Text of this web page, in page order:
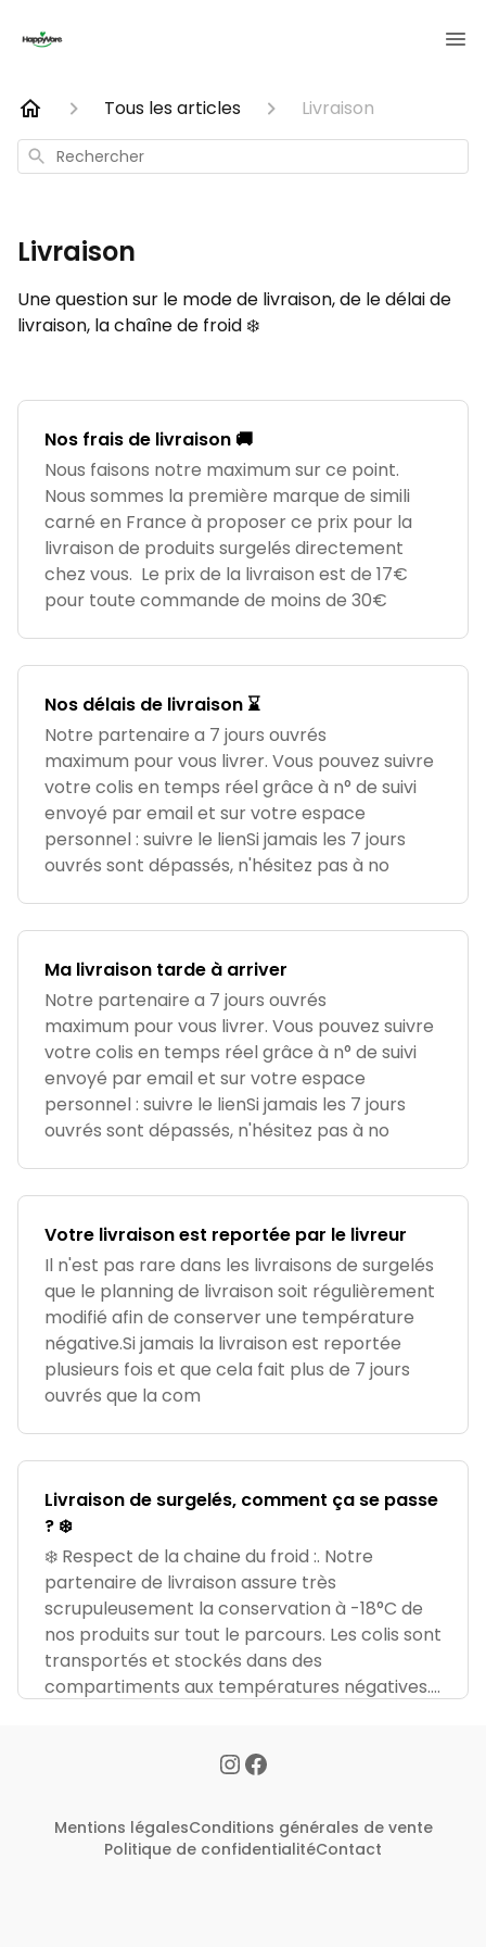
Tous les articles Livraison
Rechercher
Livraison
Une question sur le mode de livraison, de le délai de
livraison, la chaîne de froid ❄️
Nos frais de livraison 🚚
Nous faisons notre maximum sur ce point.
Nous sommes la première marque de simili
carné en France à proposer ce prix pour la
livraison de produits surgelés directement
chez vous. Le prix de la livraison est de 17€
pour toute commande de moins de 30€
Nos délais de livraison ⌛
Notre partenaire a 7 jours ouvrés
maximum pour vous livrer. Vous pouvez suivre
votre colis en temps réel grâce à n° de suivi
envoyé par email et sur votre espace
personnel : suivre le lienSi jamais les 7 jours
ouvrés sont dépassés, n'hésitez pas à no
Ma livraison tarde à arriver
Notre partenaire a 7 jours ouvrés
maximum pour vous livrer. Vous pouvez suivre
votre colis en temps réel grâce à n° de suivi
envoyé par email et sur votre espace
personnel : suivre le lienSi jamais les 7 jours
ouvrés sont dépassés, n'hésitez pas à no
Votre livraison est reportée par le livreur
Il n'est pas rare dans les livraisons de surgelés
que le planning de livraison soit régulièrement
modifié afin de conserver une température
négative.Si jamais la livraison est reportée
plusieurs fois et que cela fait plus de 7 jours
ouvrés que la com
Livraison de surgelés, comment ça se passe
? ❄️
❄️ Respect de la chaine du froid :. Notre
partenaire de livraison assure très
scrupuleusement la conservation à -18°C de
nos produits sur tout le parcours. Les colis sont
transportés et stockés dans des
compartiments aux températures négatives.
Mentions légalesConditions générales de vente
Politique de confidentialitéContact